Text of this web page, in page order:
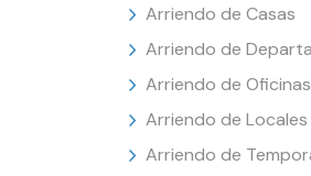
Arriendo de Casas
Arriendo de
Arriendo de Oficinas
Arriendo de
Arriendo de